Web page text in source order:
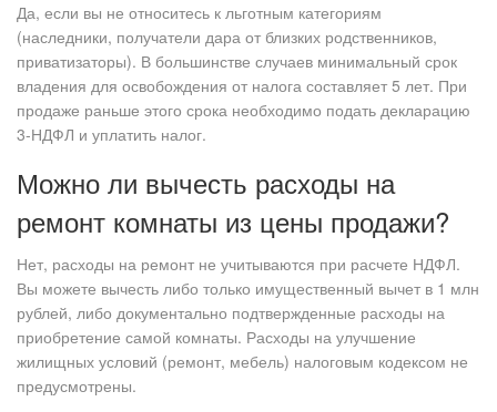
Да, если вы не относитесь к льготным категориям
(наследники, получатели дара от близких родственников,
приватизаторы). В большинстве случаев минимальный срок
владения для освобождения от налога составляет 5 лет. При
продаже раньше этого срока необходимо подать декларацию
3-НДФЛ и уплатить налог.
Можно ли вычесть расходы на
ремонт комнаты из цены продажи?
Нет, расходы на ремонт не учитываются при расчете НДФЛ.
Вы можете вычесть либо только имущественный вычет в 1 млн
рублей, либо документально подтвержденные расходы на
приобретение самой комнаты. Расходы на улучшение
жилищных условий (ремонт, мебель) налоговым кодексом не
предусмотрены.